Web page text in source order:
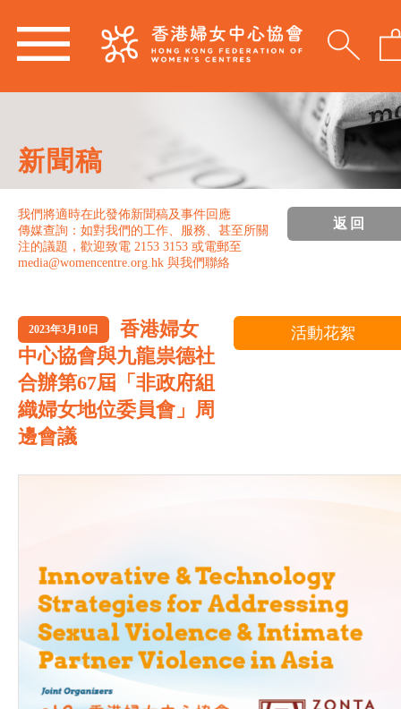
新聞稿
我們將適時在此發佈新聞稿及事件回應
傳媒查詢：如對我們的工作、服務、甚至所關
注的議題，歡迎致電 2153 3153 或電郵至
media@womencentre.org.hk 與我們聯絡
返回
2023年3月10日
香港婦女
中心協會與九龍祟德社
合辦第67屆「非政府組
織婦女地位委員會」周
邊會議
活動花絮